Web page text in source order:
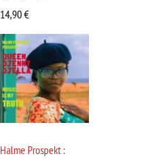
14,90€
Halme Prospekt :